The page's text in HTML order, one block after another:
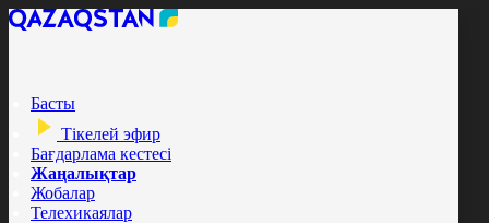
Басты
Тікелей эфир
Бағдарлама кестесі
Жаңалықтар
Жобалар
Телехикаялар